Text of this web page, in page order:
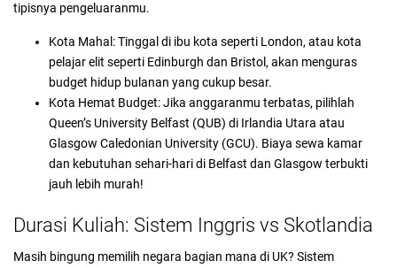
tipisnya pengeluaranmu.
Kota Mahal: Tinggal di ibu kota seperti London, atau kota
pelajar elit seperti Edinburgh dan Bristol, akan menguras
budget hidup bulanan yang cukup besar.
Kota Hemat Budget: Jika anggaranmu terbatas, pilihlah
Queen’s University Belfast (QUB) di Irlandia Utara atau
Glasgow Caledonian University (GCU). Biaya sewa kamar
dan kebutuhan sehari-hari di Belfast dan Glasgow terbukti
jauh lebih murah!
Durasi Kuliah: Sistem Inggris vs Skotlandia
Masih bingung memilih negara bagian mana di UK? Sistem